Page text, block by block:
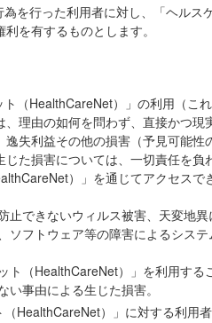
を行った利用者に対し、「ヘル
を有するものとします。
（HealthCareNet）」の利用（こ
、理由の如何を問わず、直接かつ
失利益その他の損害（予見可能
た損害については、一切責任を負
）」を通じてアクセス
止できないウィルス被害、天変地異
ソフトウェア等の障害によるシス
ト（HealthCareNet）」を利用する
事由による生じた損害。
HealthCareNet）」に対する利用